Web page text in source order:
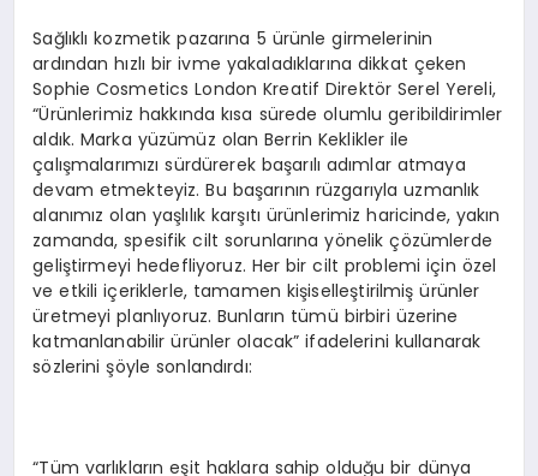
Sağlıklı kozmetik pazarına 5 ürünle girmelerinin
ardından hızlı bir ivme yakaladıklarına dikkat çeken
Sophie Cosmetics London Kreatif Direktör Serel Yereli,
“Ürünlerimiz hakkında kısa sürede olumlu geribildirimler
aldık. Marka yüzümüz olan Berrin Keklikler ile
çalışmalarımızı sürdürerek başarılı adımlar atmaya
devam etmekteyiz. Bu başarının rüzgarıyla uzmanlık
alanımız olan yaşlılık karşıtı ürünlerimiz haricinde, yakın
zamanda, spesifik cilt sorunlarına yönelik çözümlerde
geliştirmeyi hedefliyoruz. Her bir cilt problemi için özel
ve etkili içeriklerle, tamamen kişiselleştirilmiş ürünler
üretmeyi planlıyoruz. Bunların tümü birbiri üzerine
katmanlanabilir ürünler olacak” ifadelerini kullanarak
sözlerini şöyle sonlandırdı:
“Tüm varlıkların eşit haklara sahip olduğu bir dünya